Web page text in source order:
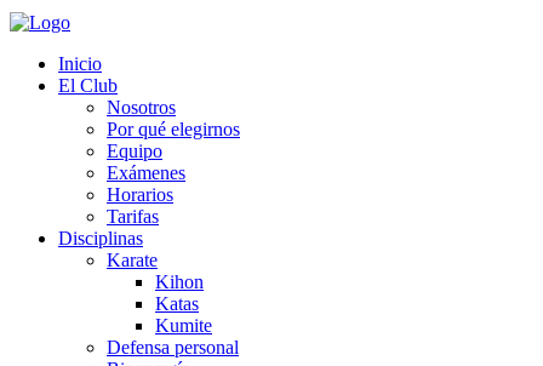
Inicio
El Club
Nosotros
Por qué elegirnos
Equipo
Exámenes
Horarios
Tarifas
Disciplinas
Karate
Kihon
Katas
Kumite
Defensa personal